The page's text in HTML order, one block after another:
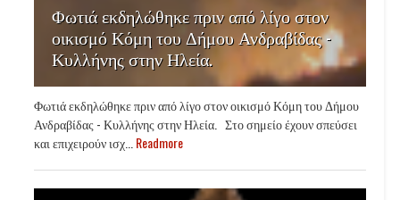
Φωτιά εκδηλώθηκε πριν από λίγο στον
οικισμό Κόμη του Δήμου Ανδραβίδας -
Κυλλήνης στην Ηλεία.
Φωτιά εκδηλώθηκε πριν από λίγο στον οικισμό Κόμη του Δήμου
Ανδραβίδας - Κυλλήνης στην Ηλεία. Στο σημείο έχουν σπεύσει
και επιχειρούν ισχ... Readmore